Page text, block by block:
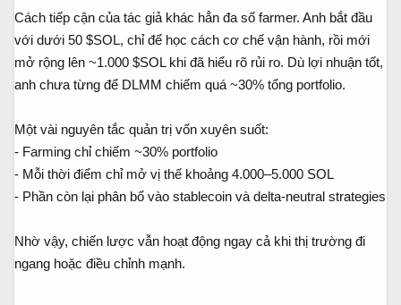
Cách tiếp cận của tác giả khác hẳn đa số farmer. Anh bắt đầu
với dưới 50 $SOL, chỉ để học cách cơ chế vận hành, rồi mới
mở rộng lên ~1.000 $SOL khi đã hiểu rõ rủi ro. Dù lợi nhuận tốt,
anh chưa từng để DLMM chiếm quá ~30% tổng portfolio.
Một vài nguyên tắc quản trị vốn xuyên suốt:
- Farming chỉ chiếm ~30% portfolio
- Mỗi thời điểm chỉ mở vị thế khoảng 4.000–5.000 SOL
- Phần còn lại phân bổ vào stablecoin và delta-neutral strategies
Nhờ vậy, chiến lược vẫn hoạt động ngay cả khi thị trường đi
ngang hoặc điều chỉnh mạnh.